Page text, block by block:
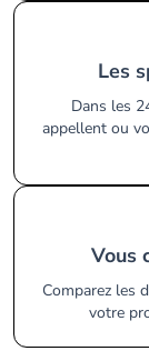
Les
Dans les
appellent ou
Comparez les
votre